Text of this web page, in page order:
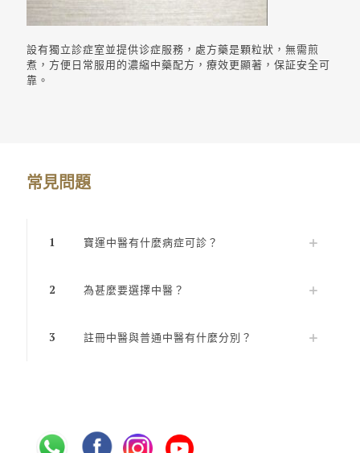
設有獨立診症室並提供诊症服務，處方藥是顆粒狀，無需煎
煮，方便日常服用的濃縮中藥配方，療效更顯著，保証安全可
靠。
常見問題
1 寶運中醫有什麼病症可診？
2 為甚麼要選擇中醫？
3 註冊中醫與普通中醫有什麼分別？